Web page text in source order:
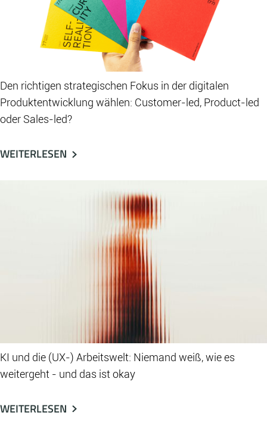
Den richtigen strategischen Fokus in der digitalen
Produktentwicklung wählen: Customer-led, Product-led
oder Sales-led?
WEITERLESEN
KI und die (UX-) Arbeitswelt: Niemand weiß, wie es
weitergeht - und das ist okay
WEITERLESEN